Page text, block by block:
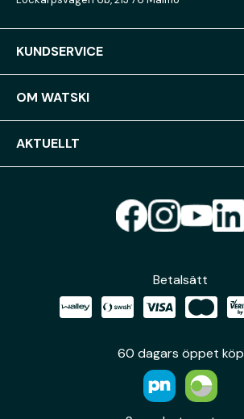
KUNDSERVICE
OM WATSKI
AKTUELLT
Betalsätt
60 dagars öppet köp